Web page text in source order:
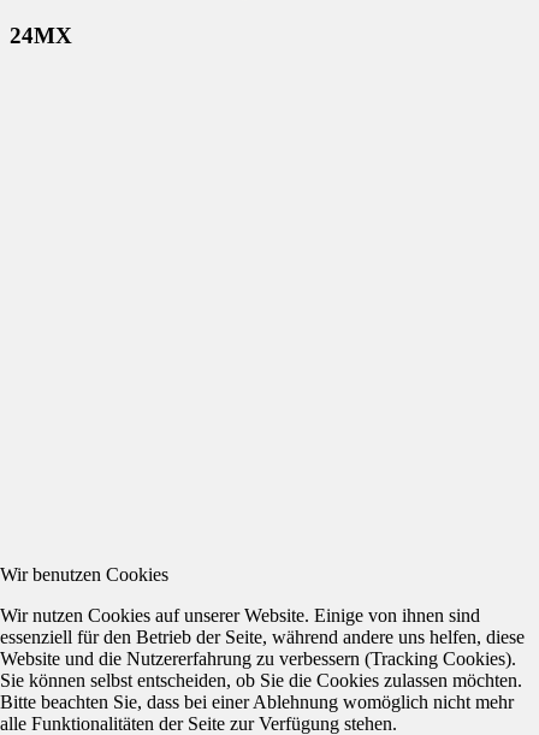
24MX
Wir benutzen Cookies
Wir nutzen Cookies auf unserer Website. Einige von ihnen sind
essenziell für den Betrieb der Seite, während andere uns helfen, diese
Website und die Nutzererfahrung zu verbessern (Tracking Cookies).
Sie können selbst entscheiden, ob Sie die Cookies zulassen möchten.
Bitte beachten Sie, dass bei einer Ablehnung womöglich nicht mehr
alle Funktionalitäten der Seite zur Verfügung stehen.